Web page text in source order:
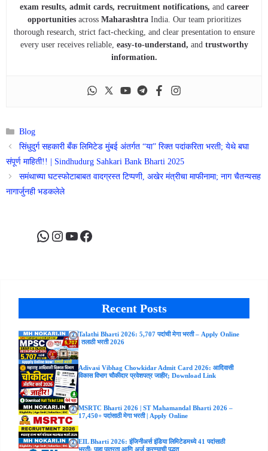
exam results, admit cards, recruitment notifications, and career
opportunitiesacross MaharashtraIndia. Our team prioritizes
thorough research, strict fact-checking, and clear presentation to ensure
every user receives reliable, easy-to-understand, and trustworthy
information.
Categories
Blog
सिंधुदुर्ग सहकारी बँक लिमिटेड मुंबई अंतर्गत “या” रिक्त पदांकरिता भरती; येथे बघा
संपूर्ण माहिती!! | Sindhudurg Sahkari Bank Bharti 2025
समंथाच्या घटस्फोटाबाबत वादग्रस्त टिप्पणी, अखेर मंत्रीचा माफीनामा; नाग चैतन्यसह
नागार्जुनही भडकलेले
WhatsApp
Instagram
YouTube
Facebook
Recent Posts
Talathi Bharti 2026: 5,707 पदांची मेगा भरती – Apply Online
| तलाठी भरती 2026
Adivasi Vibhag Chowkidar Admit Card 2026: आदिवासी
विकास विभाग चौकीदार प्रवेशपत्र जाहीर; Download Link
MSRTC Bharti 2026 | ST Mahamandal Bharti 2026 –
17,450+ पदांसाठी मेगा भरती | Apply Online
EIL Bharti 2026: इंजिनीअर्स इंडिया लिमिटेडमध्ये 41 पदांसाठी
भरती; पाहा पात्रता आणि अर्ज करण्याची पद्धत